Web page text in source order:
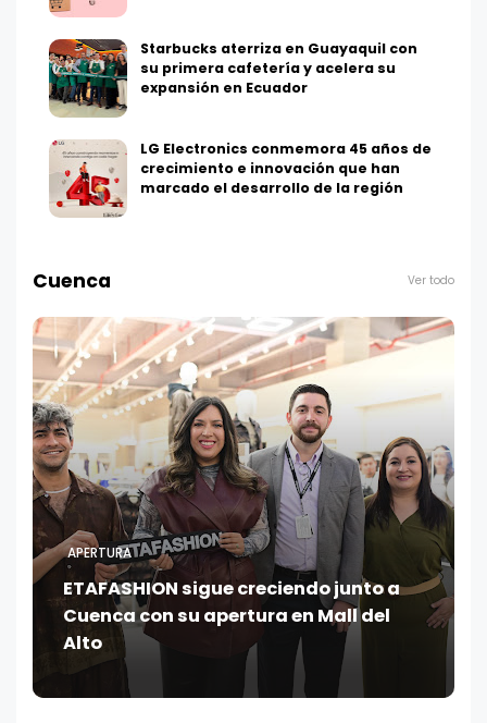
Starbucks aterriza en Guayaquil con
su primera cafetería y acelera su
expansión en Ecuador
LG Electronics conmemora 45 años de
crecimiento e innovación que han
marcado el desarrollo de la región
Cuenca Ver todo
APERTURA
ETAFASHION sigue creciendo junto a
Cuenca con su apertura en Mall del
Alto